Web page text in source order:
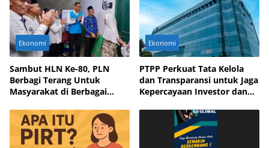
Ekonomi
Sambut HLN Ke-80, PLN
Berbagi Terang Untuk
Masyarakat di Berbagai
Ekonomi
PTPP Perkuat Tata Kelola
dan Transparansi untuk Jaga
Kepercayaan Investor dan